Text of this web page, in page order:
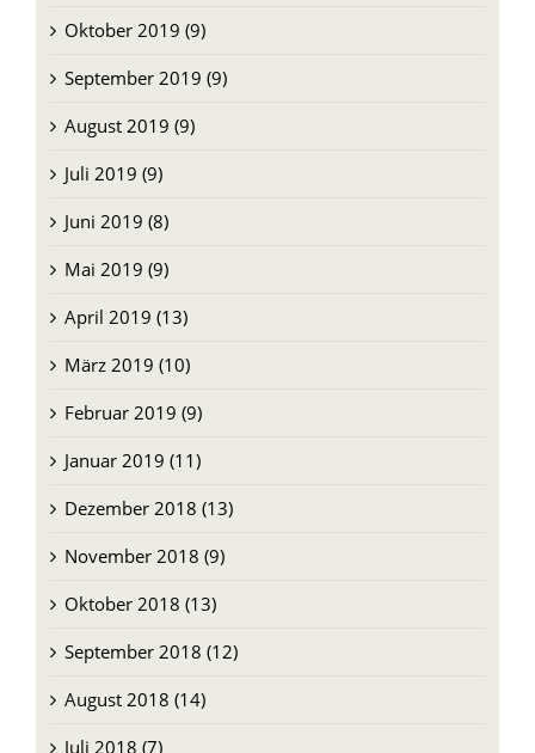
Oktober 2019 (9)
September 2019 (9)
August 2019 (9)
Juli 2019 (9)
Juni 2019 (8)
Mai 2019 (9)
April 2019 (13)
März 2019 (10)
Februar 2019 (9)
Januar 2019 (11)
Dezember 2018 (13)
November 2018 (9)
Oktober 2018 (13)
September 2018 (12)
August 2018 (14)
Juli 2018 (7)